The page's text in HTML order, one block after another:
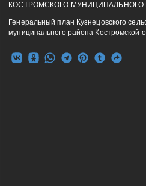
КОСТРОМСКОГО МУНИЦИПАЛЬНОГО
Генеральный план Кузнецовского
муниципального района Костромской